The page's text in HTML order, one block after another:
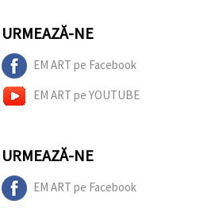
URMEAZĂ-NE
EM ART pe Facebook
EM ART pe YOUTUBE
URMEAZĂ-NE
EM ART pe Facebook